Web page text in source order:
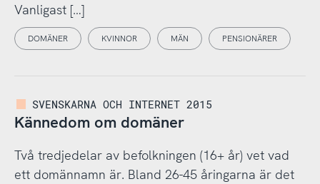
Vanligast […]
DOMÄNER KVINNOR MÄN PENSIONÄRER
SVENSKARNA OCH INTERNET 2015
Kännedom om domäner
Två tredjedelar av befolkningen (16+ år) vet vad
ett domännamn är. Bland 26-45 åringarna är det